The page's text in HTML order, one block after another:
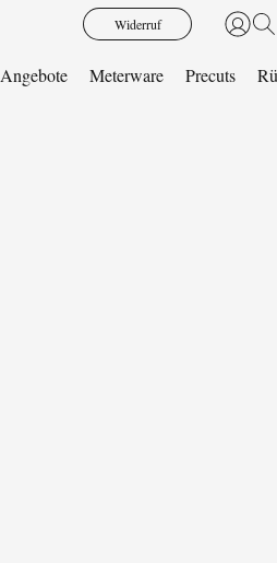
Widerruf
Angebote Meterware Precuts